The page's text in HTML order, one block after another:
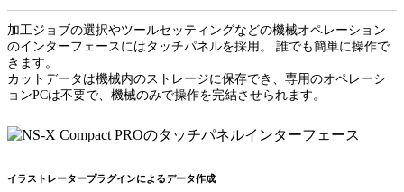
加工ジョブの選択やツールセッティングなどの機械オペレーション
のインターフェースにはタッチパネルを採用。 誰でも簡単に操作で
きます。
カットデータは機械内のストレージに保存でき、専用のオペレーシ
ョンPCは不要で、機械のみで操作を完結させられます。
イラストレータープラグインによるデータ作成